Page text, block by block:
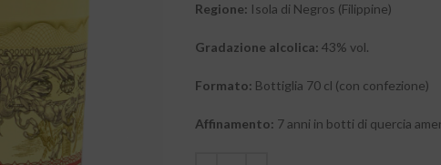
Regione: Isola di Negros (Filippine)
Gradazione alcolica: 43% vol.
Formato: Bottiglia 70 cl (con confezione)
Affinamento: 7 anni in botti di quercia